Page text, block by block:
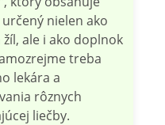
nielen ako
ale i ako doplnok
treba
lekára a
rôznych
liečby.